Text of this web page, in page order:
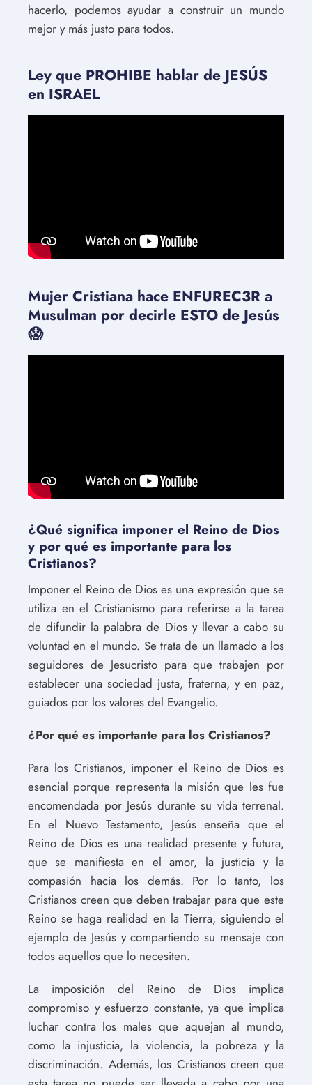
hacerlo, podemos ayudar a construir un mundo
mejor y más justo para todos.
Ley que PROHIBE hablar de JESÚS
en ISRAEL
Mujer Cristiana hace ENFUREC3R a
Musulman por decirle ESTO de Jesús
😱
¿Qué significa imponer el Reino de Dios
y por qué es importante para los
Cristianos?
Imponer el Reino de Dios es una expresión que se
utiliza en el Cristianismo para referirse a la tarea
de difundir la palabra de Dios y llevar a cabo su
voluntad en el mundo. Se trata de un llamado a los
seguidores de Jesucristo para que trabajen por
establecer una sociedad justa, fraterna, y en paz,
guiados por los valores del Evangelio.
¿Por qué es importante para los Cristianos?
Para los Cristianos, imponer el Reino de Dios es
esencial porque representa la misión que les fue
encomendada por Jesús durante su vida terrenal.
En el Nuevo Testamento, Jesús enseña que el
Reino de Dios es una realidad presente y futura,
que se manifiesta en el amor, la justicia y la
compasión hacia los demás. Por lo tanto, los
Cristianos creen que deben trabajar para que este
Reino se haga realidad en la Tierra, siguiendo el
ejemplo de Jesús y compartiendo su mensaje con
todos aquellos que lo necesiten.
La imposición del Reino de Dios implica
compromiso y esfuerzo constante, ya que implica
luchar contra los males que aquejan al mundo,
como la injusticia, la violencia, la pobreza y la
discriminación. Además, los Cristianos creen que